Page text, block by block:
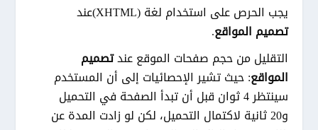
يجب الحرص على استخدام لغة (XHTML)عند
تصميم المواقع.
التقليل من حجم صفحات الموقع عندتصميم
المواقع: حيث تشير الإحصائيات إلى أن المستخدم
سينتظر 4 ثوان قبل أن تبدأ الصفحة في التحميل
و20 ثانية لاكتمال التحميل، لكن لو زادت المدة عن